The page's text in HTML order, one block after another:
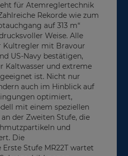
für Atemreglertechnik
Rekorde wie zum
auf 313 m“
Weise. Alle
Kultregler mit Bravour
US-Navy bestätigen,
Kaltwasser und extreme
ist. Nicht nur
auch im Hinblick auf
optimiert,
mit einem speziellen
der Zweiten Stufe, die
und
Die
Stufe MR22T wartet